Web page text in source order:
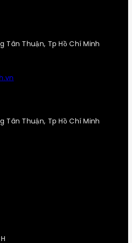
Tân Thuận, Tp Hồ Chí Minh
Tân Thuận, Tp Hồ Chí Minh